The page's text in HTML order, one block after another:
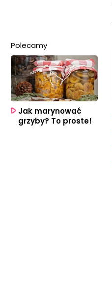
Polecamy
Jak marynować
grzyby? To proste!